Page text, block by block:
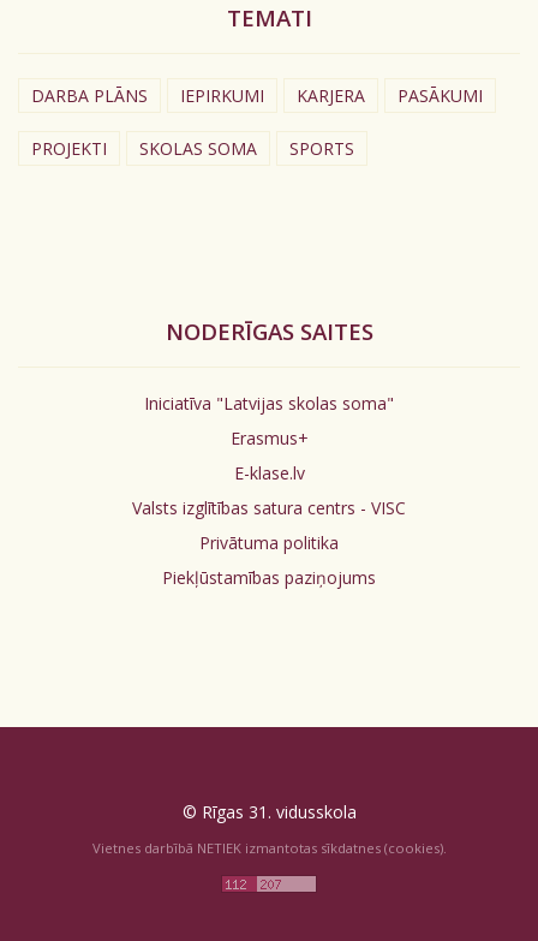
TEMATI
DARBA PLĀNS IEPIRKUMI KARJERA PASĀKUMI
PROJEKTI SKOLAS SOMA SPORTS
NODERĪGAS SAITES
Iniciatīva "Latvijas skolas soma"
Erasmus+
E-klase.lv
Valsts izglītības satura centrs - VISC
Privātuma politika
Piekļūstamības paziņojums
© Rīgas 31. vidusskola
Vietnes darbībā NETIEK izmantotas sīkdatnes (cookies).